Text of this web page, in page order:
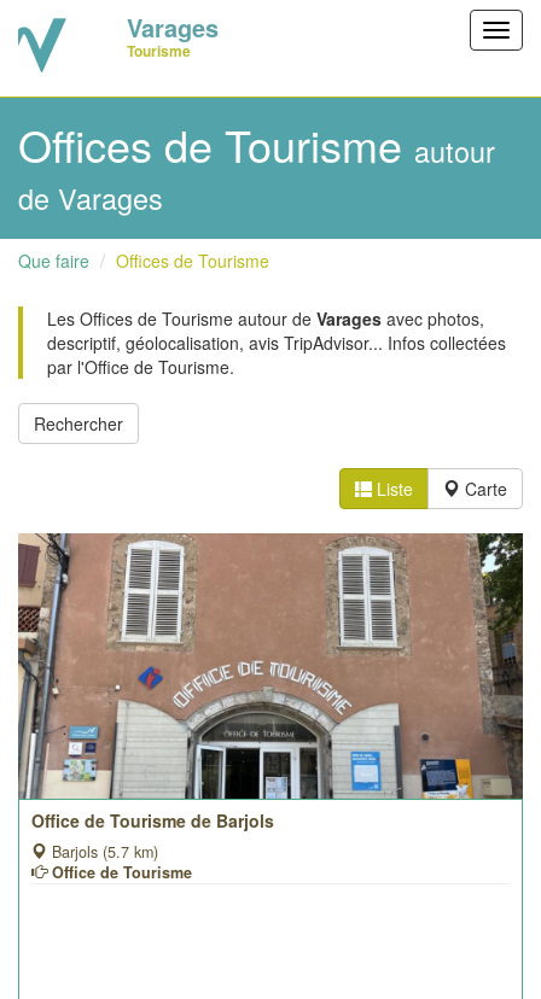
Varages
Tourisme
Offices de Tourisme autour
de Varages
Que faire Offices de Tourisme
Les Offices de Tourisme autour de Varages avec photos,
descriptif, géolocalisation, avis TripAdvisor... Infos collectées
par l'Office de Tourisme.
Liste Carte
Office de Tourisme de Barjols
Barjols (5.7 km)
Office de Tourisme